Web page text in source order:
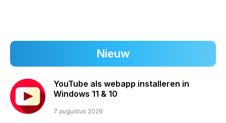
Nieuw
YouTube als webapp installeren in
Windows 11 & 10
7 augustus 2026